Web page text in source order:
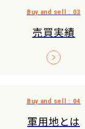
売買実績
軍用地とは